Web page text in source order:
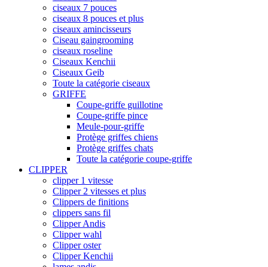
ciseaux 7 pouces
ciseaux 8 pouces et plus
ciseaux amincisseurs
Ciseau gaingrooming
ciseaux roseline
Ciseaux Kenchii
Ciseaux Geib
Toute la catégorie ciseaux
GRIFFE
Coupe-griffe guillotine
Coupe-griffe pince
Meule-pour-griffe
Protège griffes chiens
Protège griffes chats
Toute la catégorie coupe-griffe
CLIPPER
clipper 1 vitesse
Clipper 2 vitesses et plus
Clippers de finitions
clippers sans fil
Clipper Andis
Clipper wahl
Clipper oster
Clipper Kenchii